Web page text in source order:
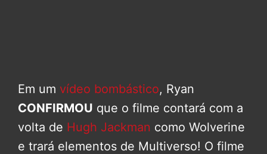
Em um vídeo bombástico, Ryan
CONFIRMOU que o filme contará com a
volta de Hugh Jackman como Wolverine
e trará elementos de Multiverso! O filme